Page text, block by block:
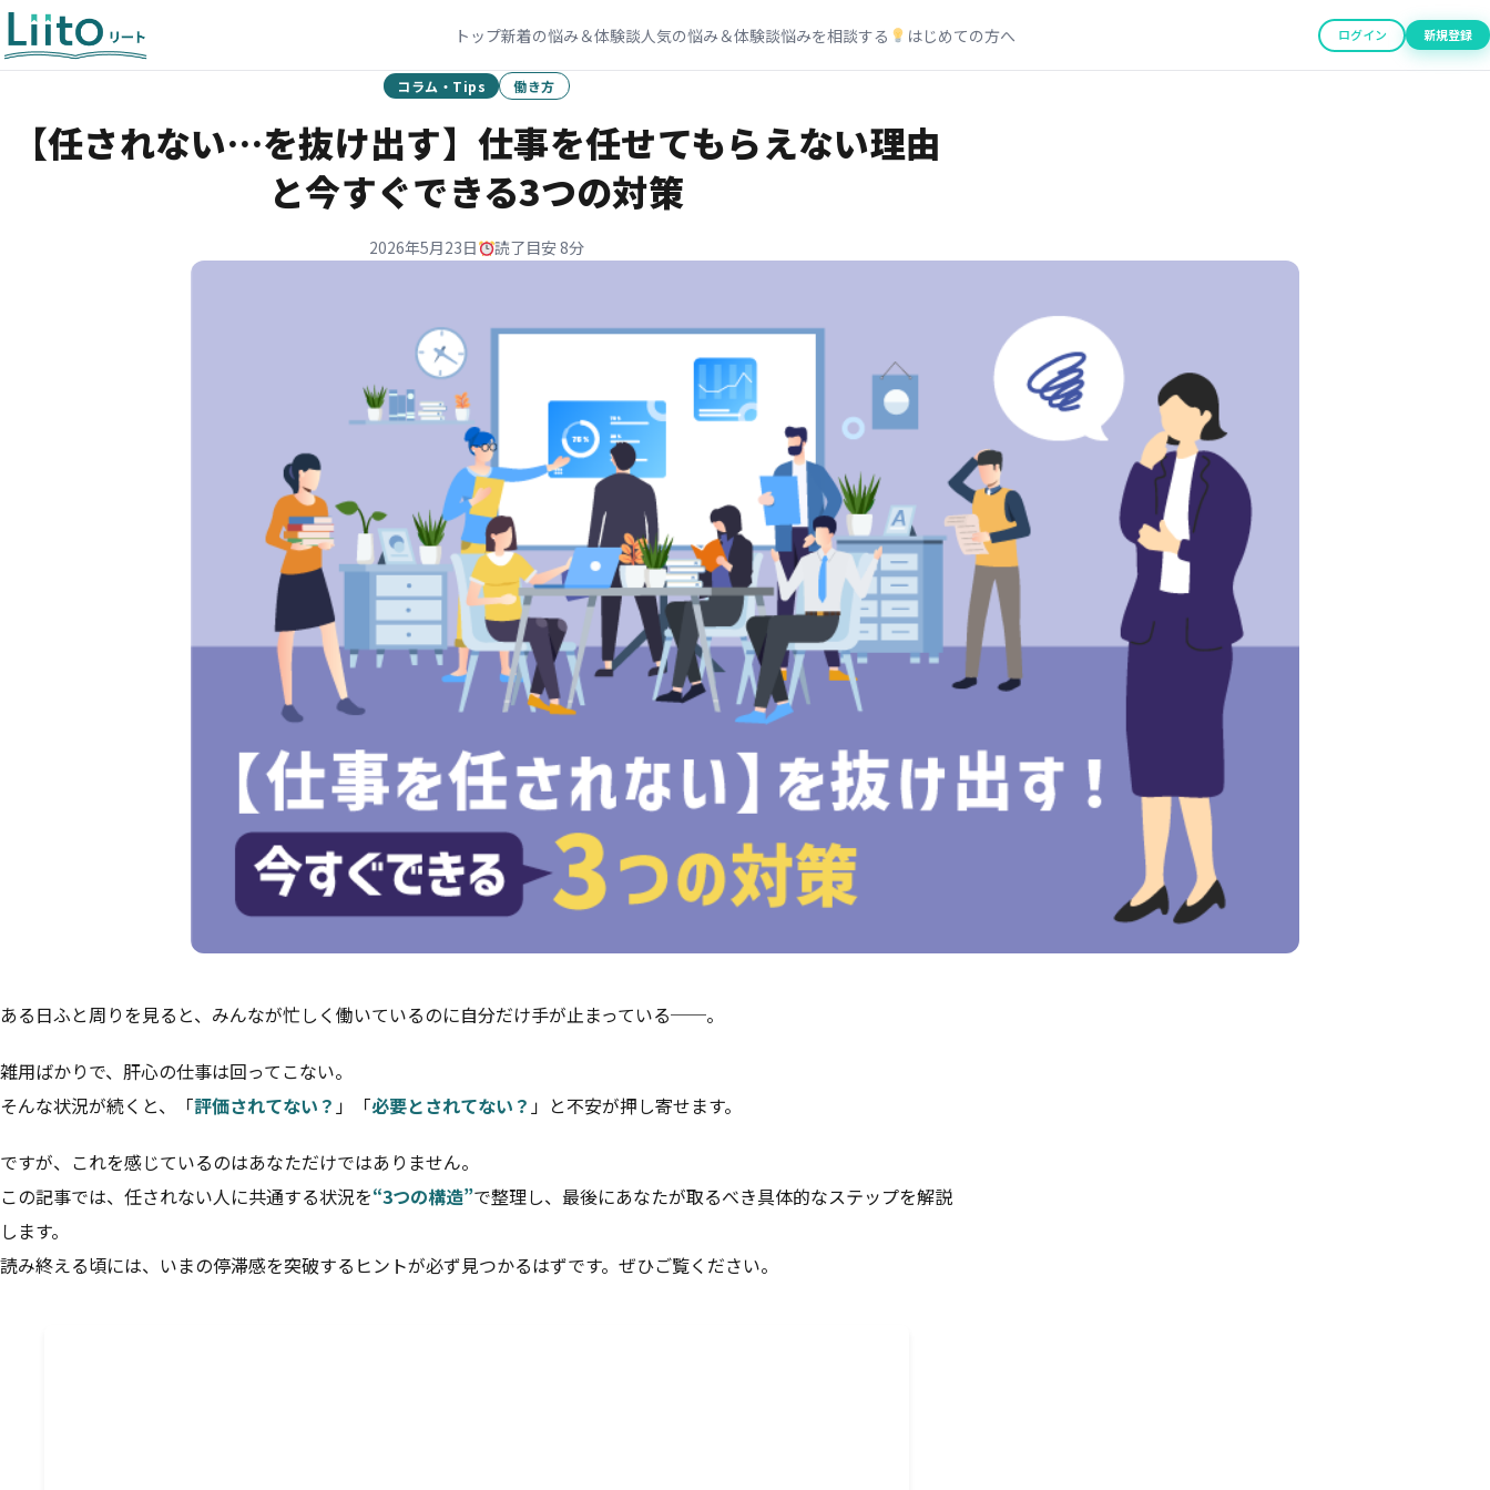
トップ新着の悩み＆体験談人気の悩み＆体験談悩みを相談する はじめての方へ ログイン 新規登録
コラム・Tips 働き方
【任されない…を抜け出す】仕事を任せてもらえない理由
と今すぐできる3つの対策
2026年5月23日 読了目安 8分
ある日ふと周りを見ると、みんなが忙しく働いているのに自分だけ手が止まっている──。
雑用ばかりで、肝心の仕事は回ってこない。
そんな状況が続くと、「評価されてない？ 」「必要とされてない？ 」と不安が押し寄せます。
ですが、これを感じているのはあなただけではありません。
この記事では、任されない人に共通する状況を“3つの構造”で整理し、最後にあなたが取るべき具体的なステップを解説
します。
読み終える頃には、いまの停滞感を突破するヒントが必ず見つかるはずです。ぜひご覧ください。